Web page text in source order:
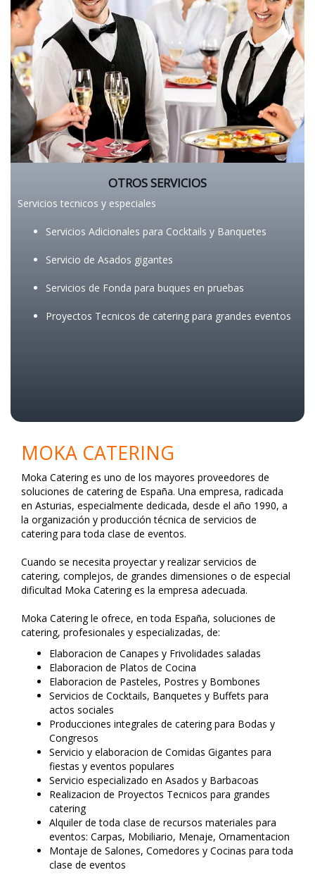
OTROS SERVICIOS
Servicios tecnicos y especiales​
Servicios Adicionales para Cocktails y Banquetes
Servicio de Asados gigantes
Servicios de Fonda para buques en pruebas
Proyectos Tecnicos de catering para grandes eventos
MOKA CATERING
Moka Catering es uno de los mayores proveedores de
soluciones de catering de España. Una empresa, radicada
en Asturias, especialmente dedicada, desde el año 1990, a
la organización y producción técnica de servicios de
catering para toda clase de eventos.
Cuando se necesita proyectar y realizar servicios de
catering, complejos, de grandes dimensiones o de especial
dificultad Moka Catering es la empresa adecuada.
Moka Catering le ofrece, en toda España, soluciones de
catering, profesionales y especializadas, de:
Elaboracion de Canapes y Frivolidades saladas
Elaboracion de Platos de Cocina
Elaboracion de Pasteles, Postres y Bombones
Servicios de Cocktails, Banquetes y Buffets para
actos sociales
Producciones integrales de catering para Bodas y
Congresos
Servicio y elaboracion de Comidas Gigantes para
fiestas y eventos populares
Servicio especializado en Asados y Barbacoas
Realizacion de Proyectos Tecnicos para grandes
catering
Alquiler de toda clase de recursos materiales para
eventos: Carpas, Mobiliario, Menaje, Ornamentacion
Montaje de Salones, Comedores y Cocinas para toda
clase de eventos